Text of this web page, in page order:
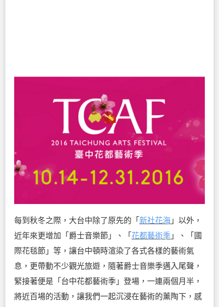
每到秋冬之際，大台中除了原先的「 新社花海 」以外，
近年來更增加「爵士音樂節」、「 花都藝術季 」、「國
際花毯節」等，讓台中頓時渲染了各式各樣的藝術氣
息，更帶動不少觀光旅遊，隨著爵士音樂季邁入尾聲，
緊接著便是「台中花都藝術季」登場，一連兩個月半，
將近百場的活動，讓我們一起沉浸在藝術的薰陶下，感